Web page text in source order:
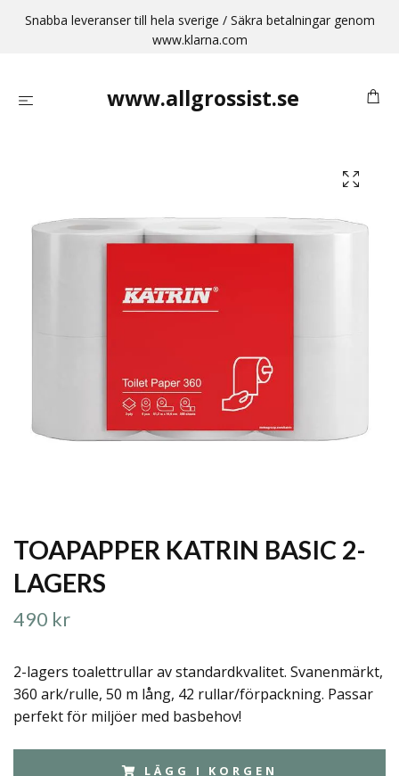
Snabba leveranser till hela sverige / Säkra betalningar genom
www.klarna.com
www.allgrossist.se
TOAPAPPER KATRIN BASIC 2-
LAGERS
490 kr
2-lagers toalettrullar av standardkvalitet. Svanenmärkt,
360 ark/rulle, 50 m lång, 42 rullar/förpackning. Passar
perfekt för miljöer med basbehov!
LÄGG I KORGEN